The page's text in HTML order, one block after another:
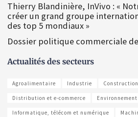
Thierry Blandinière, InVivo : «
créer un grand groupe
des top 5 mondiaux »
Dossier politique commerciale
Actualités des secteurs
Agroalimentaire Industrie
Distribution et e-commerce
Informatique, télécom et numérique